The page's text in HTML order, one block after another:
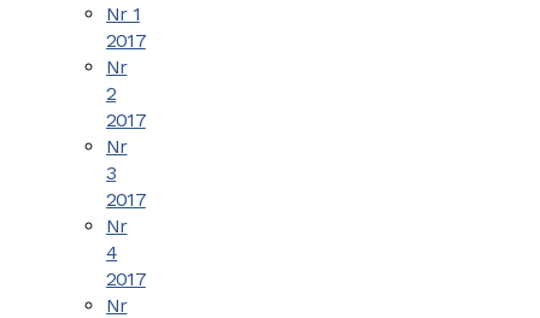
Nr 1
2017
Nr
2
2017
Nr
3
2017
Nr
4
2017
Nr